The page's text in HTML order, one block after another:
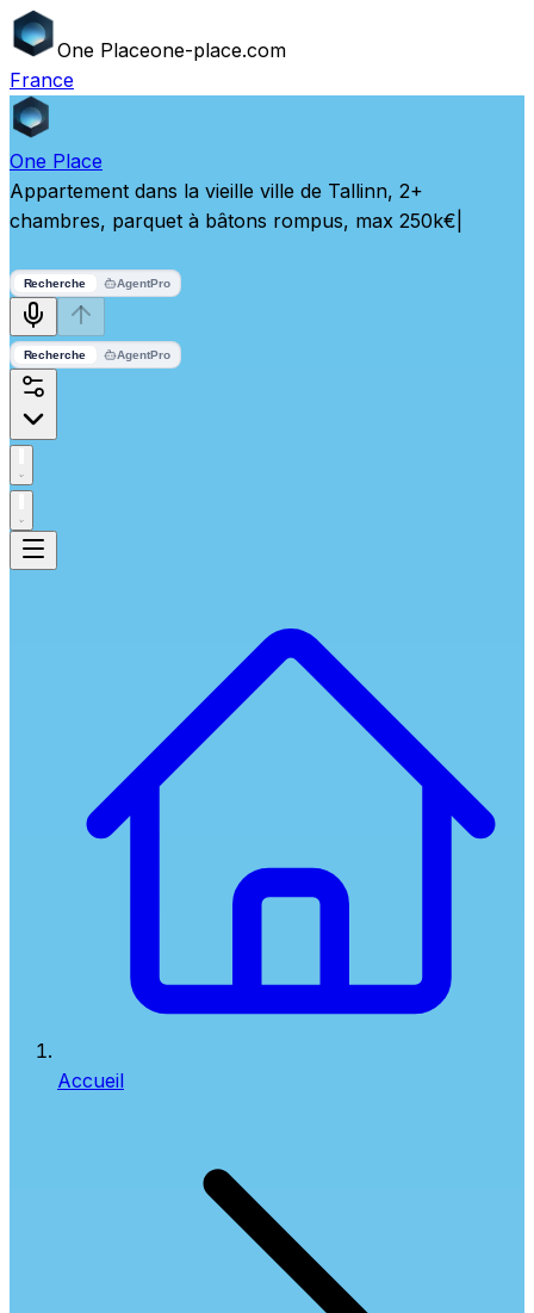
One Placeone-place.com
France
One Place
Appartement dans la vieille ville de Tallinn, 2+
chambres, parquet à bâtons rompus, max 250k€
Recherche AgentPro
Recherche AgentPro
Accueil